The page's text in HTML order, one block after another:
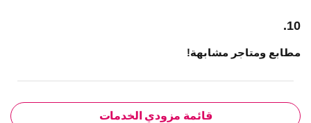
10.
مطابع ومتاجر مشابهة!
قائمة مزودي الخدمات